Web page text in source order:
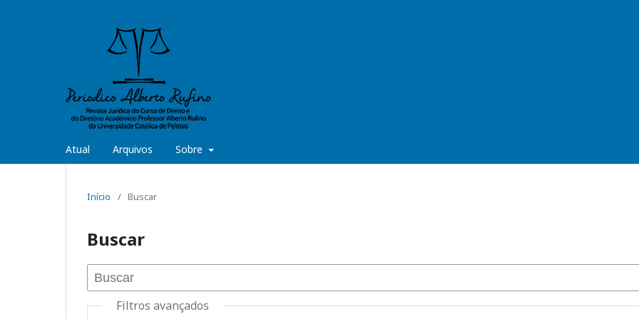
Atual Arquivos Sobre
Início / Buscar
Buscar
Filtros avançados